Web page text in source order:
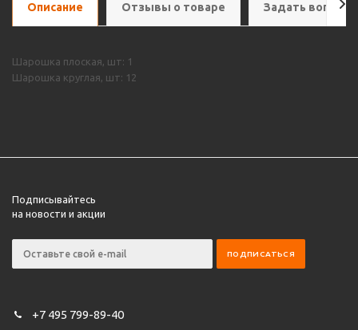
Описание Отзывы о товаре Задать вопрос
Шарошка плоская, шт: 1
Шарошка круглая, шт: 12
Подписывайтесь
на новости и акции
+7 495 799-89-40